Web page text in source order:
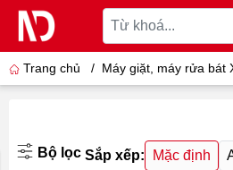
Trang chủ / Máy giặt, máy rửa bát
Bộ lọc Sắp xếp: Mặc định